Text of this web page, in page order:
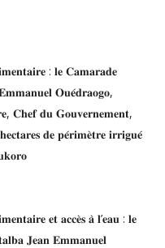
: 𝐥𝐞 𝐂𝐚𝐦𝐚𝐫𝐚𝐝𝐞
𝐎𝐮𝐞́𝐝𝐫𝐚𝐨𝐠𝐨,
𝐂𝐡𝐞𝐟 𝐝𝐮 𝐆𝐨𝐮𝐯𝐞𝐫𝐧𝐞𝐦𝐞𝐧𝐭,
𝐝𝐞 𝐩𝐞́𝐫𝐢𝐦𝐞̀𝐭𝐫𝐞 𝐢𝐫𝐫𝐢𝐠𝐮𝐞́
𝐞𝐭 𝐚𝐜𝐜𝐞̀𝐬 𝐚̀ 𝐥’𝐞𝐚𝐮 : 𝐥𝐞
𝐉𝐞𝐚𝐧 𝐄𝐦𝐦𝐚𝐧𝐮𝐞𝐥